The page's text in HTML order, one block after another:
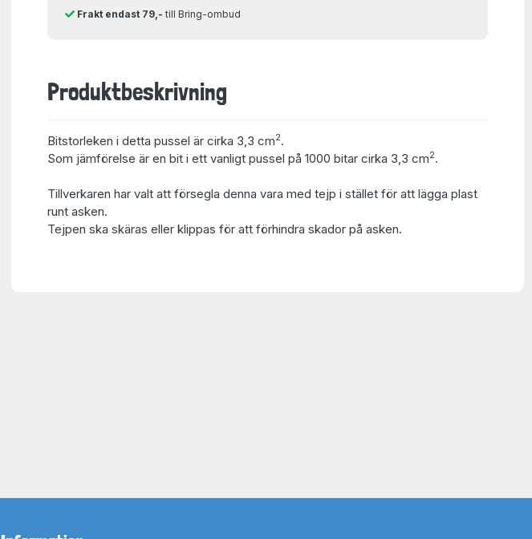
Frakt endast 79,- till Bring-ombud
Produktbeskrivning
Bitstorleken i detta pussel är cirka 3,3 cm2.
Som jämförelse är en bit i ett vanligt pussel på 1000 bitar cirka 3,3 cm2.
Tillverkaren har valt att försegla denna vara med tejp i stället för att lägga plast
runt asken.
Tejpen ska skäras eller klippas för att förhindra skador på asken.